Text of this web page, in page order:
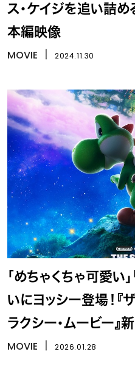
ス・ケイジを追い詰め
本編映像
MOVIE 2024.11.30
「めちゃくちゃ可愛い
いにヨッシー登場！『
ラクシー・ムービー』
MOVIE 2026.01.28